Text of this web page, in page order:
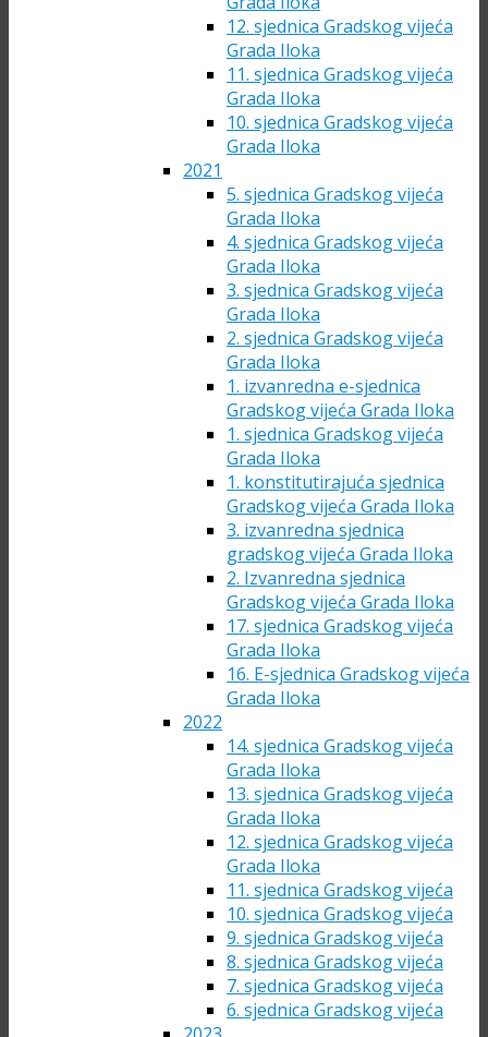
12. sjednica Gradskog vijeća
Grada Iloka
11. sjednica Gradskog vijeća
Grada Iloka
10. sjednica Gradskog vijeća
Grada Iloka
2021
5. sjednica Gradskog vijeća
Grada Iloka
4. sjednica Gradskog vijeća
Grada Iloka
3. sjednica Gradskog vijeća
Grada Iloka
2. sjednica Gradskog vijeća
Grada Iloka
1. izvanredna e-sjednica
Gradskog vijeća Grada Iloka
1. sjednica Gradskog vijeća
Grada Iloka
1. konstitutirajuća sjednica
Gradskog vijeća Grada Iloka
3. izvanredna sjednica
gradskog vijeća Grada Iloka
2. Izvanredna sjednica
Gradskog vijeća Grada Iloka
17. sjednica Gradskog vijeća
Grada Iloka
16. E-sjednica Gradskog vijeća
Grada Iloka
2022
14. sjednica Gradskog vijeća
Grada Iloka
13. sjednica Gradskog vijeća
Grada Iloka
12. sjednica Gradskog vijeća
Grada Iloka
11. sjednica Gradskog vijeća
10. sjednica Gradskog vijeća
9. sjednica Gradskog vijeća
8. sjednica Gradskog vijeća
7. sjednica Gradskog vijeća
6. sjednica Gradskog vijeća